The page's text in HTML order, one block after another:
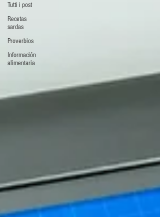
Tutti i post
Recetas
sardas
Proverbios
Información
alimentaria